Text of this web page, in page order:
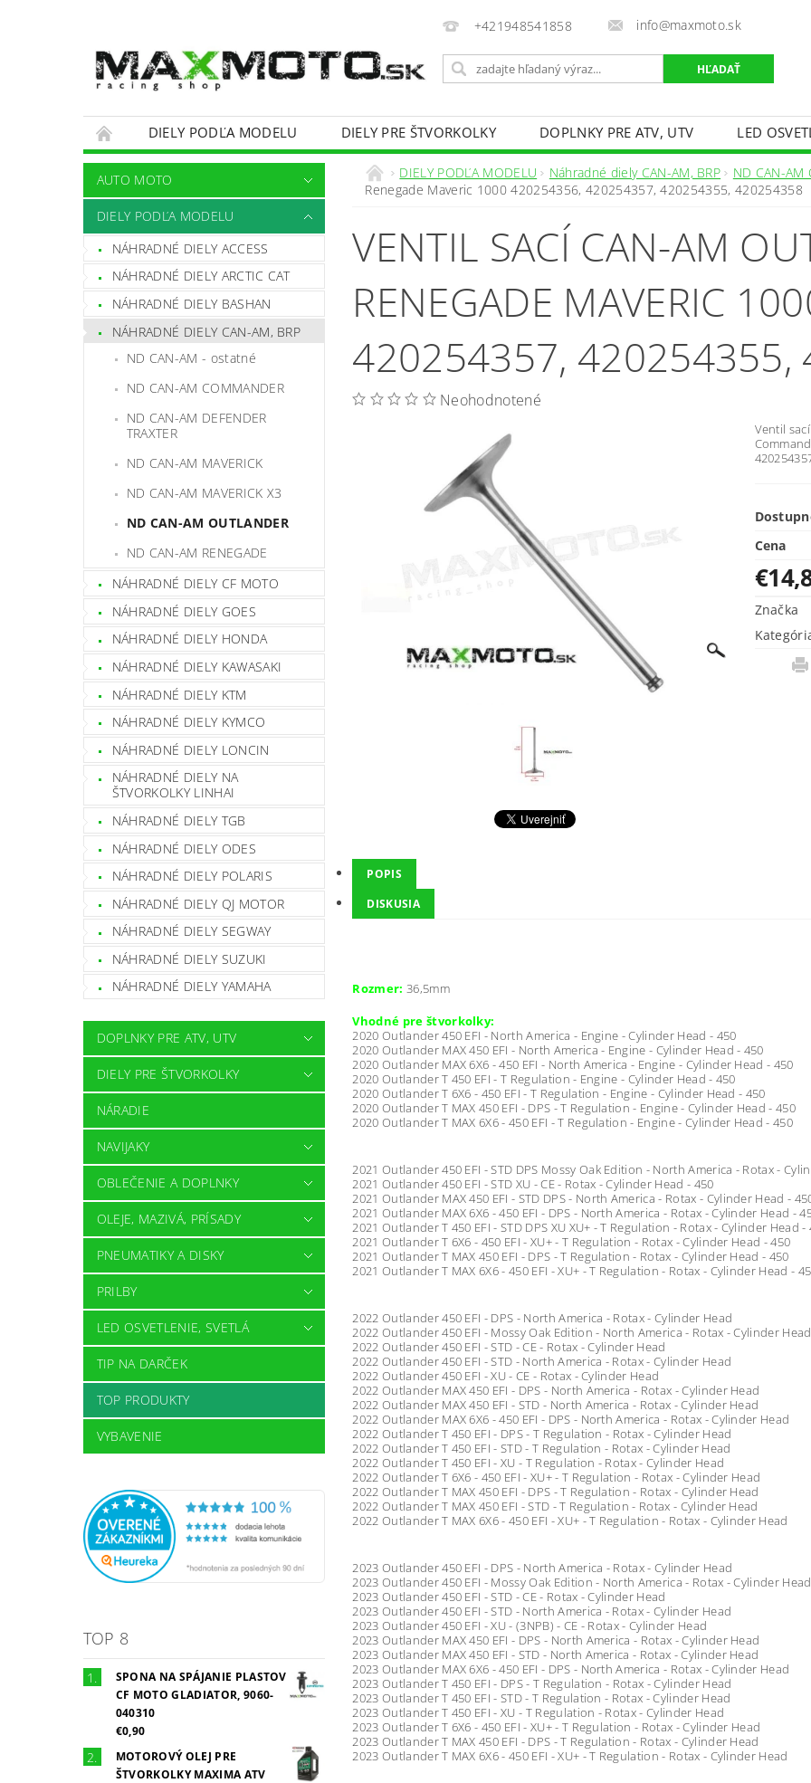
+421948541858 info@maxmoto.sk
DIELY PODĽA MODELU DIELY PRE ŠTVORKOLKY DOPLNKY PRE ATV, UTV
LED
OBCHODNÉ PODMIENKY
KONTAKTY
AUTO MOTO
DIELY PODĽA MODELU
NÁHRADNÉ DIELY ACCESS
NÁHRADNÉ DIELY ARCTIC CAT
NÁHRADNÉ DIELY BASHAN
NÁHRADNÉ DIELY CAN-AM, BRP
ND CAN-AM - ostatné
ND CAN-AM COMMANDER
ND CAN-AM DEFENDER
TRAXTER
ND CAN-AM MAVERICK
ND CAN-AM MAVERICK X3
ND CAN-AM OUTLANDER
ND CAN-AM RENEGADE
NÁHRADNÉ DIELY CF MOTO
NÁHRADNÉ DIELY GOES
NÁHRADNÉ DIELY HONDA
NÁHRADNÉ DIELY KAWASAKI
NÁHRADNÉ DIELY KTM
NÁHRADNÉ DIELY KYMCO
NÁHRADNÉ DIELY LONCIN
NÁHRADNÉ DIELY NA
ŠTVORKOLKY LINHAI
NÁHRADNÉ DIELY TGB
NÁHRADNÉ DIELY ODES
NÁHRADNÉ DIELY POLARIS
NÁHRADNÉ DIELY QJ MOTOR
NÁHRADNÉ DIELY SEGWAY
NÁHRADNÉ DIELY SUZUKI
NÁHRADNÉ DIELY YAMAHA
DOPLNKY PRE ATV, UTV
DIELY PRE ŠTVORKOLKY
NÁRADIE
NAVIJAKY
OBLEČENIE A DOPLNKY
OLEJE, MAZIVÁ, PRÍSADY
PNEUMATIKY A DISKY
PRILBY
LED OSVETLENIE, SVETLÁ
TIP NA DARČEK
TOP PRODUKTY
VYBAVENIE
TOP 8
SPONA NA SPÁJANIE PLASTOV
CF MOTO GLADIATOR, 9060-
040310
€0,90
MOTOROVÝ OLEJ PRE
ŠTVORKOLKY MAXIMA ATV
DIELY PODĽA MODELU Náhradné diely CAN-AM, BRP
ND CAN-AM
Renegade Maveric 1000 420254356, 420254357, 420254355, 420254358
VENTIL SACÍ CAN-AM
RENEGADE MAVERIC
420254357, 420254355,
Neohodnotené
Ventil
Cena
Značka
POPIS
DISKUSIA
Rozmer: 36,5mm
Vhodné pre štvorkolky:
2020 Outlander 450 EFI - North America - Engine - Cylinder Head - 450
2020 Outlander MAX 450 EFI - North America - Engine - Cylinder Head - 450
2020 Outlander MAX 6X6 - 450 EFI - North America - Engine - Cylinder Head - 450
2020 Outlander T 450 EFI - T Regulation - Engine - Cylinder Head - 450
2020 Outlander T 6X6 - 450 EFI - T Regulation - Engine - Cylinder Head - 450
2020 Outlander T MAX 450 EFI - DPS - T Regulation - Engine - Cylinder Head - 450
2020 Outlander T MAX 6X6 - 450 EFI - T Regulation - Engine - Cylinder Head - 450
2021 Outlander 450 EFI - STD DPS Mossy Oak Edition - North America - Rotax -
2021 Outlander 450 EFI - STD XU - CE - Rotax - Cylinder Head - 450
2021 Outlander MAX 450 EFI - STD DPS - North America - Rotax - Cylinder Head -
2021 Outlander MAX 6X6 - 450 EFI - DPS - North America - Rotax - Cylinder Head -
2021 Outlander T 450 EFI - STD DPS XU XU+ - T Regulation - Rotax - Cylinder Head -
2021 Outlander T 6X6 - 450 EFI - XU+ - T Regulation - Rotax - Cylinder Head - 450
2021 Outlander T MAX 450 EFI - DPS - T Regulation - Rotax - Cylinder Head - 450
2021 Outlander T MAX 6X6 - 450 EFI - XU+ - T Regulation - Rotax - Cylinder Head -
2022 Outlander 450 EFI - DPS - North America - Rotax - Cylinder Head
2022 Outlander 450 EFI - Mossy Oak Edition - North America - Rotax - Cylinder Head
2022 Outlander 450 EFI - STD - CE - Rotax - Cylinder Head
2022 Outlander 450 EFI - STD - North America - Rotax - Cylinder Head
2022 Outlander 450 EFI - XU - CE - Rotax - Cylinder Head
2022 Outlander MAX 450 EFI - DPS - North America - Rotax - Cylinder Head
2022 Outlander MAX 450 EFI - STD - North America - Rotax - Cylinder Head
2022 Outlander MAX 6X6 - 450 EFI - DPS - North America - Rotax - Cylinder Head
2022 Outlander T 450 EFI - DPS - T Regulation - Rotax - Cylinder Head
2022 Outlander T 450 EFI - STD - T Regulation - Rotax - Cylinder Head
2022 Outlander T 450 EFI - XU - T Regulation - Rotax - Cylinder Head
2022 Outlander T 6X6 - 450 EFI - XU+ - T Regulation - Rotax - Cylinder Head
2022 Outlander T MAX 450 EFI - DPS - T Regulation - Rotax - Cylinder Head
2022 Outlander T MAX 450 EFI - STD - T Regulation - Rotax - Cylinder Head
2022 Outlander T MAX 6X6 - 450 EFI - XU+ - T Regulation - Rotax - Cylinder Head
2023 Outlander 450 EFI - DPS - North America - Rotax - Cylinder Head
2023 Outlander 450 EFI - Mossy Oak Edition - North America - Rotax - Cylinder Head
2023 Outlander 450 EFI - STD - CE - Rotax - Cylinder Head
2023 Outlander 450 EFI - STD - North America - Rotax - Cylinder Head
2023 Outlander 450 EFI - XU - (3NPB) - CE - Rotax - Cylinder Head
2023 Outlander MAX 450 EFI - DPS - North America - Rotax - Cylinder Head
2023 Outlander MAX 450 EFI - STD - North America - Rotax - Cylinder Head
2023 Outlander MAX 6X6 - 450 EFI - DPS - North America - Rotax - Cylinder Head
2023 Outlander T 450 EFI - DPS - T Regulation - Rotax - Cylinder Head
2023 Outlander T 450 EFI - STD - T Regulation - Rotax - Cylinder Head
2023 Outlander T 450 EFI - XU - T Regulation - Rotax - Cylinder Head
2023 Outlander T 6X6 - 450 EFI - XU+ - T Regulation - Rotax - Cylinder Head
2023 Outlander T MAX 450 EFI - DPS - T Regulation - Rotax - Cylinder Head
2023 Outlander T MAX 6X6 - 450 EFI - XU+ - T Regulation - Rotax - Cylinder Head